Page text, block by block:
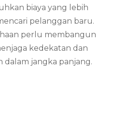
biaya yang lebih
pelanggan baru.
perlu membangun
kedekatan dan
dalam jangka panjang.